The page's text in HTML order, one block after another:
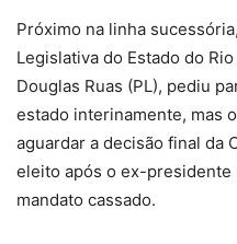
Próximo na linha
Legislativa do Estado do
Douglas Ruas (PL), pediu
estado interinamente, mas
aguardar a decisão final da
eleito após o ex-presidente
mandato cassado.